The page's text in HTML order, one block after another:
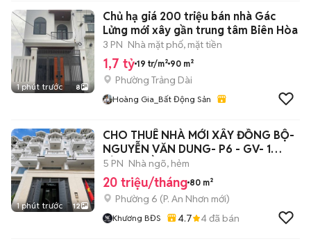
1 phút trước 8
Chủ hạ giá 200 triệu bán nhà Gác
Lửng mới xây gần trung tâm Biên Hòa
3 PN Nhà mặt phố, mặt tiền
1,7 tỷ 19 tr/m² 90 m²
Phường Trảng Dài
Hoàng Gia_Bất Động Sản
1 phút trước 12
CHO THUÊ NHÀ MỚI XÂY ĐỒNG BỘ-
NGUYỄN VĂN DUNG- P6 - GV- 1
LỬNG 3 LẦU_!!
5 PN Nhà ngõ, hẻm
20 triệu/tháng 80 m²
Phường 6 (P. An Nhơn mới)
Khương BĐS 4.7 4đã bán